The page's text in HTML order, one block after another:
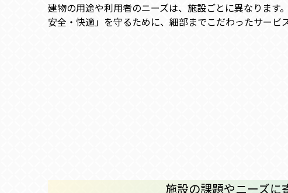
建物の用途や利用者のニーズは、施設ごとに異なります
安全・快適」を守るために、細部までこだわったサービ
施設の課題やニーズ